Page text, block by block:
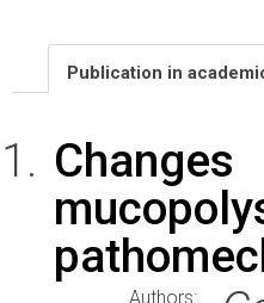
Publication in
Authors: